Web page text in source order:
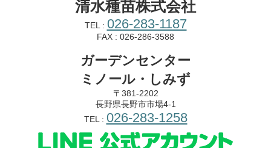
清水種苗株式会社
TEL : 026-283-1187
FAX : 026-286-3588
ガーデンセンター
ミノール・しみず
〒381-2202
長野県長野市市場4-1
TEL : 026-283-1258